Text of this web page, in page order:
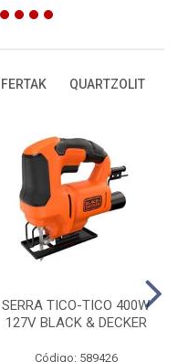
FERTAK QUARTZOLIT
SERRA TICO-TICO 400W
127V BLACK & DECKER
Código: 589426